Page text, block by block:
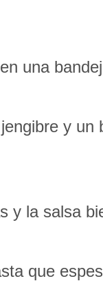
una
y un
y la salsa
que